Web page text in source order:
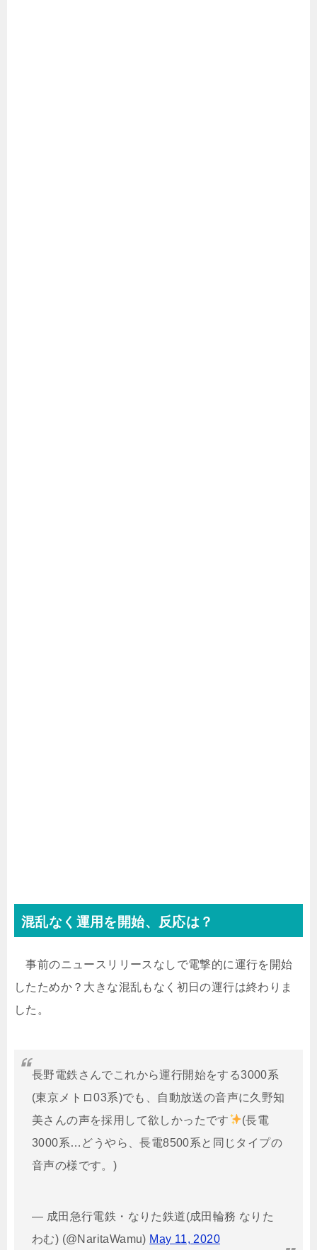
混乱なく運用を開始、反応は？
事前のニュースリリースなしで電撃的に運行を開始
したためか？大きな混乱もなく初日の運行は終わりま
した。
長野電鉄さんでこれから運行開始をする3000系
(東京メトロ03系)でも、自動放送の音声に久野知
美さんの声を採用して欲しかったです
(長電
3000系…どうやら、長電8500系と同じタイプの
音声の様です。)
— 成田急行電鉄・なりた鉄道(成田輪務 なりた
わむ) (@NaritaWamu) May 11, 2020